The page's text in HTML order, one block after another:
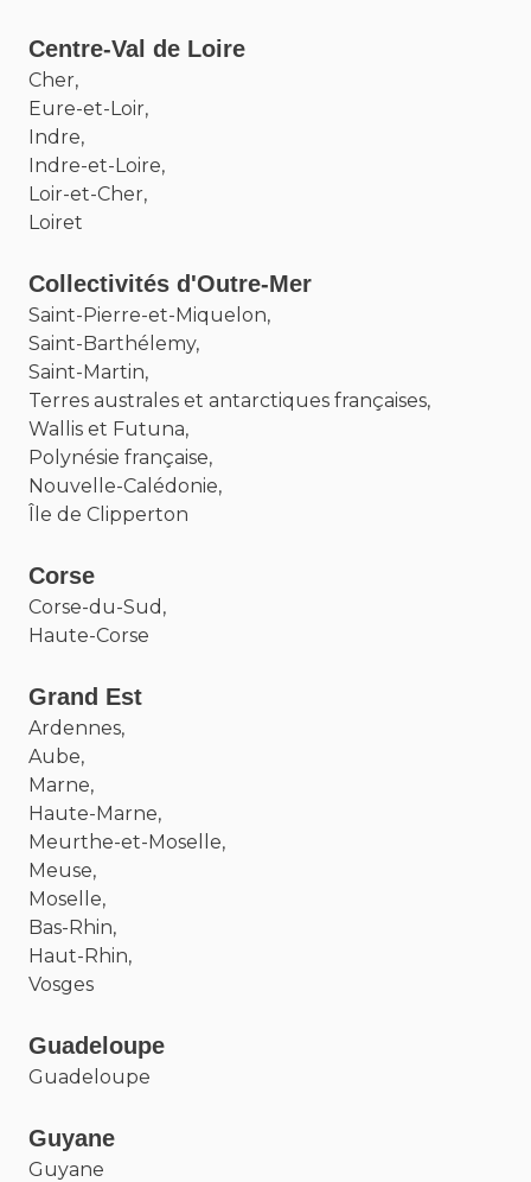
Centre-Val de Loire
Cher,
Eure-et-Loir,
Indre,
Indre-et-Loire,
Loir-et-Cher,
Loiret
Collectivités d'Outre-Mer
Saint-Pierre-et-Miquelon,
Saint-Barthélemy,
Saint-Martin,
Terres australes et antarctiques françaises,
Wallis et Futuna,
Polynésie française,
Nouvelle-Calédonie,
Île de Clipperton
Corse
Corse-du-Sud,
Haute-Corse
Grand Est
Ardennes,
Aube,
Marne,
Haute-Marne,
Meurthe-et-Moselle,
Meuse,
Moselle,
Bas-Rhin,
Haut-Rhin,
Vosges
Guadeloupe
Guadeloupe
Guyane
Guyane